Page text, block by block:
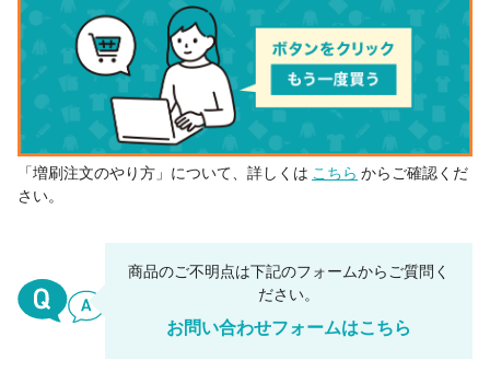
「増刷注文のやり方」について、詳しくは こちら からご確認くだ
さい。
商品のご不明点は下記のフォームからご質問く
ださい。
お問い合わせフォームはこちら